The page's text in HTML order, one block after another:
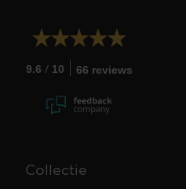
9.6 / 10 66 reviews
Collectie